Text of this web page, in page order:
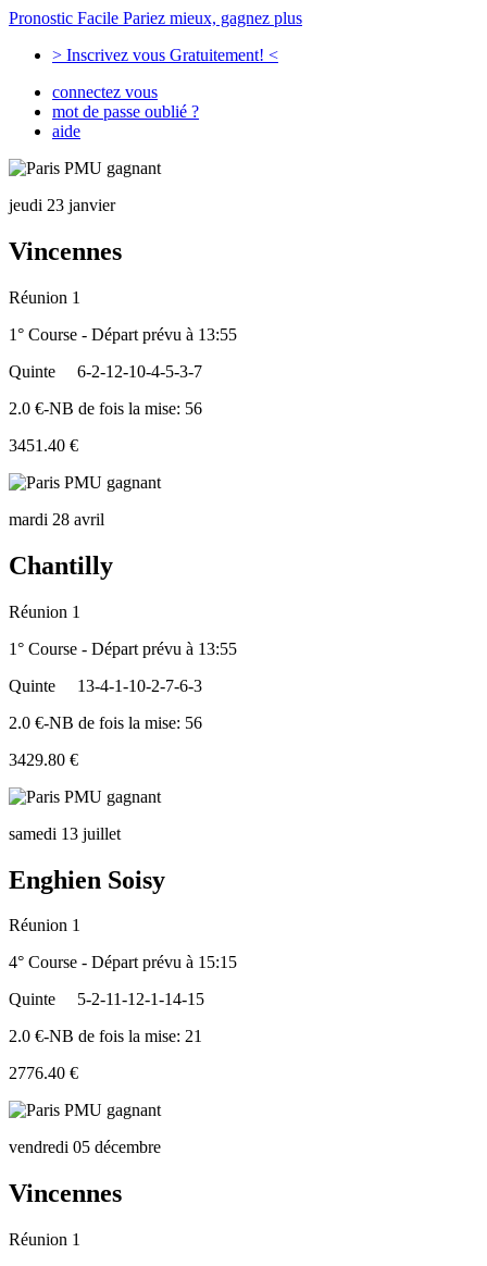
Pronostic Facile Pariez mieux, gagnez plus
> Inscrivez vous Gratuitement! <
connectez vous
mot de passe oublié ?
aide
jeudi 23 janvier
Vincennes
Réunion 1
1° Course - Départ prévu à 13:55
Quinte
6-2-12-10-4-5-3-7
2.0 €-NB de fois la mise: 56
3451.40 €
mardi 28 avril
Chantilly
Réunion 1
1° Course - Départ prévu à 13:55
Quinte
13-4-1-10-2-7-6-3
2.0 €-NB de fois la mise: 56
3429.80 €
samedi 13 juillet
Enghien Soisy
Réunion 1
4° Course - Départ prévu à 15:15
Quinte
5-2-11-12-1-14-15
2.0 €-NB de fois la mise: 21
2776.40 €
vendredi 05 décembre
Vincennes
Réunion 1